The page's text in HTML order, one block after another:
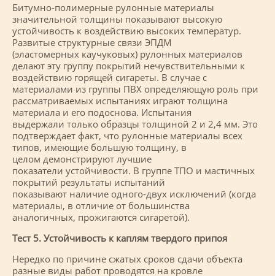
Битумно-полимерные рулонные материалы
значительной толщины показывают высокую
устойчивость к воздействию высоких температур.
Развитые структурные связи ЭПДМ
(эластомерных каучуковых) рулонных материалов
делают эту группу покрытий нечувствительными к
воздействию горящей сигареты. В случае с
материалами из группы ПВХ определяющую роль при
рассматриваемых испытаниях играют толщина
материала и его подоснова. Испытания
выдержали только образцы толщиной 2 и 2,4 мм. Это
подтверждает факт, что рулонные материалы всех
типов, имеющие большую толщину, в
целом демонстрируют лучшие
показатели устойчивости. В группе ТПО и мастичных
покрытий результаты испытаний
показывают наличие одного-двух исключений (когда
материалы, в отличие от большинства
аналогичных, прожигаются сигаретой).
Тест 5. Устойчивость к каплям твердого припоя
Нередко по причине сжатых сроков сдачи объекта
разные виды работ проводятся на кровле